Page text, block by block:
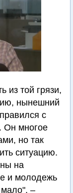
из той грязи,
нынешний
с
Он многое
но так
ситуацию.
на
и молодежь
мало", –